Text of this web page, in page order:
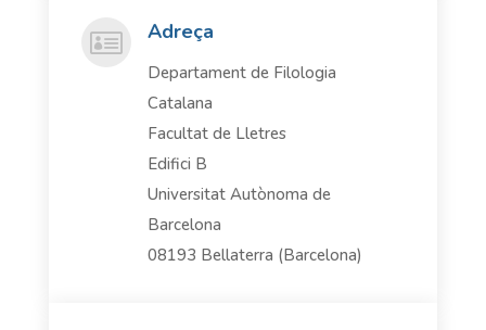
 Adreça
Departament de Filologia
Catalana
Facultat de Lletres
Edifici B
Universitat Autònoma de
Barcelona
08193 Bellaterra (Barcelona)